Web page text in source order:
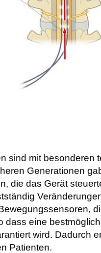
sind mit besonderen
Generationen
die das Gerät
dass eine
wird. Dadurch
Patienten.